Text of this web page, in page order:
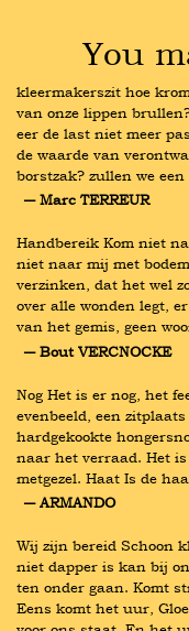
You
kleermakerszit hoe
van onze lippen
eer de last niet meer
de waarde van
borstzak? zullen we
― Marc TERREUR
Handbereik Kom niet
niet naar mij met
verzinken, dat het wel
over alle wonden legt,
van het gemis, geen
― Bout VERCNOCKE
Nog Het is er nog, het
evenbeeld, een
hardgekookte
naar het verraad. Het
metgezel. Haat Is de
― ARMANDO
Wij zijn bereid Schoon
niet dapper is kan bij
ten onder gaan. Komt
Eens komt het uur,